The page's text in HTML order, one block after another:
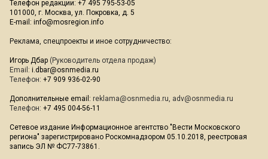
Телефон редакции: +7 495 795-53-05
101000, г. Москва, ул. Покровка, д. 5
E-mail: info@mosregion.info
Реклама, спецпроекты и иное сотрудничество:
Игорь Дбар (Руководитель отдела продаж)
Email: i.dbar@osnmedia.ru
Телефон: +7 909 936-02-90
Дополнительные email: reklama@osnmedia.ru, adv@osnmedia.ru
Телефон: +7 495 004-56-11
Сетевое издание Информационное агентство "Вести Московского
региона" зарегистрировано Роскомнадзором 05.10.2018, реестровая
запись ЭЛ № ФС77-73861.